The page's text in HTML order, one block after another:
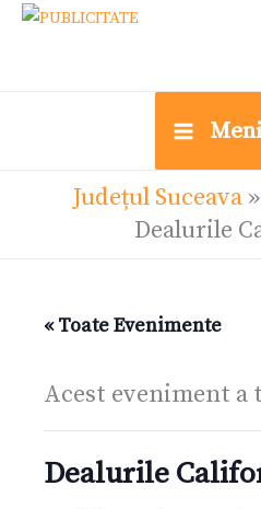
Județul Suceava »
Dealurile
« Toate Evenimente
Acest eveniment a
Dealurile